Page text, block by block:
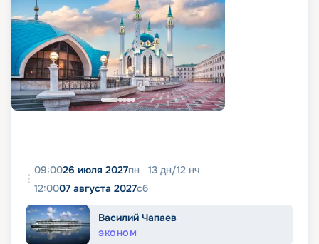
09:0026 июля 2027пн 13 дн/12 нч
12:0007 августа 2027сб
Василий Чапаев
ЭКОНОМ